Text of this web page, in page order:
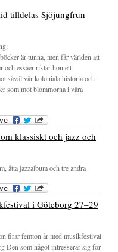
tilldelas Sjöjungfrun
är tunna, men får världen att
och essäer riktar hon ett
såväl vår koloniala historia och
som mot blommorna i våra
klassiskt och jazz och
åtta jazzalbum och tre andra
i Göteborg 27–29
firar femton år med musikfestival
Den som något intresserar sig för